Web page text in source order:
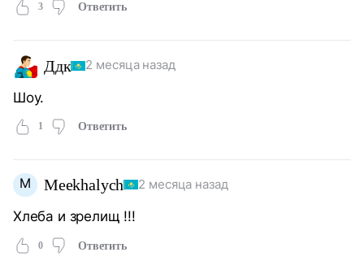
3 Ответить
Ддк 2 месяца назад
Шоу.
1 Ответить
M Meekhalych 2 месяца назад
Хлеба и зрелищ !!!
0 Ответить